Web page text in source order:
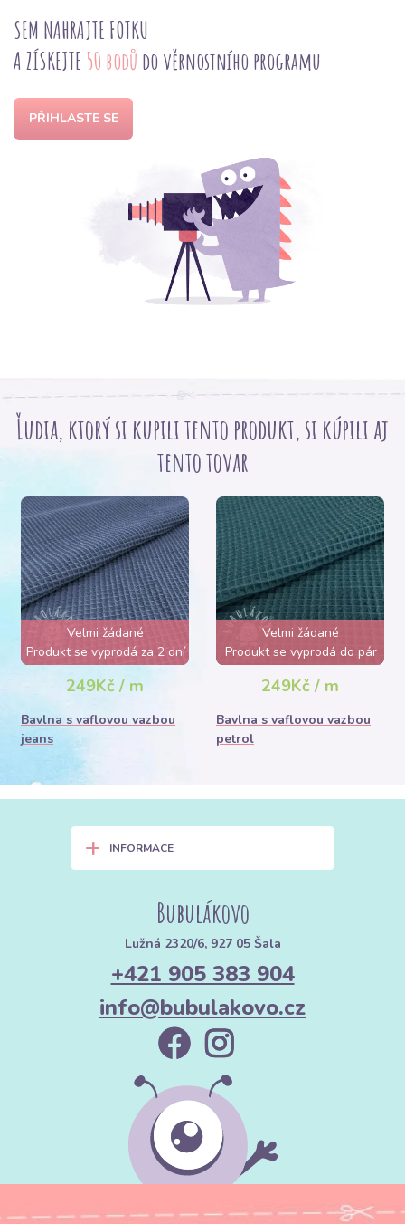
SEM NAHRAJTE FOTKU
A ZÍSKEJTE 50 bodů do věrnostního programu
PŘIHLASTE SE
Ľudia, ktorý si kupili tento produkt, si kúpili aj
tento tovar
Velmi žádané
Produkt se vyprodá za 2 dní
249Kč / m
Bavlna s vaflovou vazbou
jeans
Velmi žádané
Produkt se vyprodá do pár
hodin
249Kč / m
Bavlna s vaflovou vazbou
petrol
+ INFORMACE
Bubulákovo
Lužná 2320/6, 927 05 Šala
+421 905 383 904
info@bubulakovo.cz